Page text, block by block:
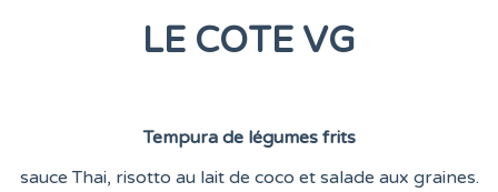
LE COTE VG
Tempura de légumes frits
sauce Thai, risotto au lait de coco et salade aux graines.